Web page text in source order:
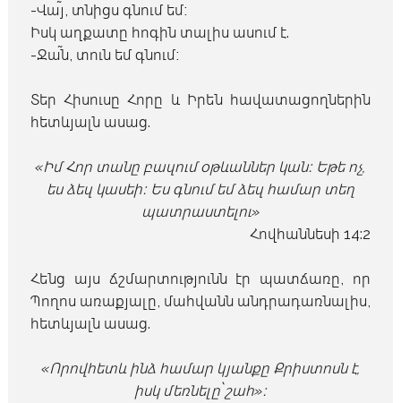
-Վա՜յ, տնիցս գնում եմ։
Իսկ աղքատը հոգին տալիս ասում է.
-Ջա՜ն, տուն եմ գնում։
Տեր Հիսուսը Հորը և Իրեն հավատացողներին
հետևյալն ասաց.
«Իմ Հոր տանը բազում օթևաններ կան։ Եթե ոչ,
ես ձեզ կասեի։ Ես գնում եմ ձեզ համար տեղ
պատրաստելու»
Հովհաննեսի 14:2
Հենց այս ճշմարտությունն էր պատճառը, որ
Պողոս առաքյալը, մահվանն անդրադառնալիս,
հետևյալն ասաց.
«Որովհետև ինձ համար կյանքը Քրիստոսն է,
իսկ մեռնելը՝ շահ»։